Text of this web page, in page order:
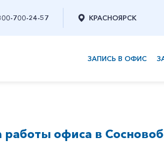
700-24-57
обратный звонок
КРАСНОЯРСК
ЗАПИСЬ В ОФИС
офиса в